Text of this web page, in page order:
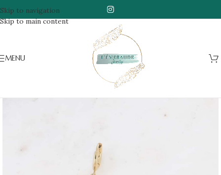
Skip to navigation
Skip to main content
MENU